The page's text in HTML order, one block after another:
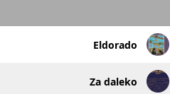
Eldorado
Za daleko